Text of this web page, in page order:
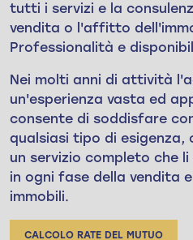
tutti i servizi e la
vendita o l'affitto
Professionalità e
Nei molti anni di attività
un'esperienza vasta ed
consente di soddisfare
qualsiasi tipo di
un servizio completo che
in ogni fase della vendita
immobili.
CALCOLO RATE DEL MUTUO